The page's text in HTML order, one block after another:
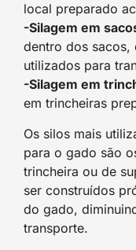
local preparado
-Silagem em
dentro dos sacos,
utilizados para
-Silagem em
em trincheiras
Os silos mais
para o gado são
trincheira ou de
ser construídos
do gado,
transporte.